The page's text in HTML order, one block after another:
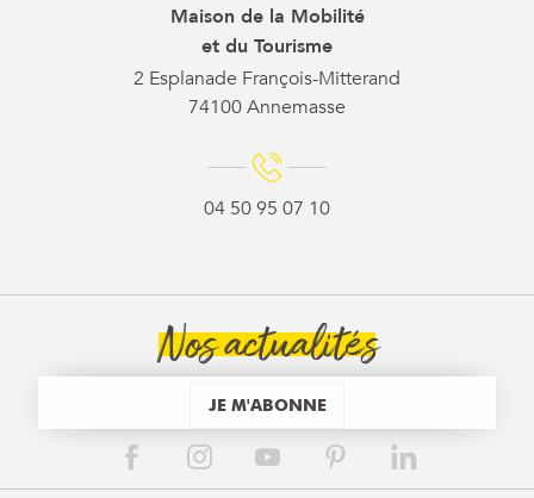
Maison de la Mobilité
et du Tourisme
2 Esplanade François-Mitterand
74100 Annemasse
04 50 95 07 10
Nos actualités
JE M'ABONNE